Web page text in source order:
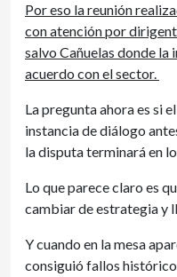
Por eso la reunión
con atención por
salvo Cañuelas donde la
acuerdo con el sector.
La pregunta ahora es si
instancia de diálogo
la disputa terminará en
Lo que parece claro es
cambiar de estrategia y
Y cuando en la mesa
consiguió fallos